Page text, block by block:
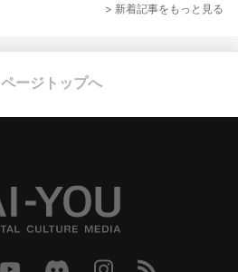
> 新着記事をもっと見る
ページトップへ